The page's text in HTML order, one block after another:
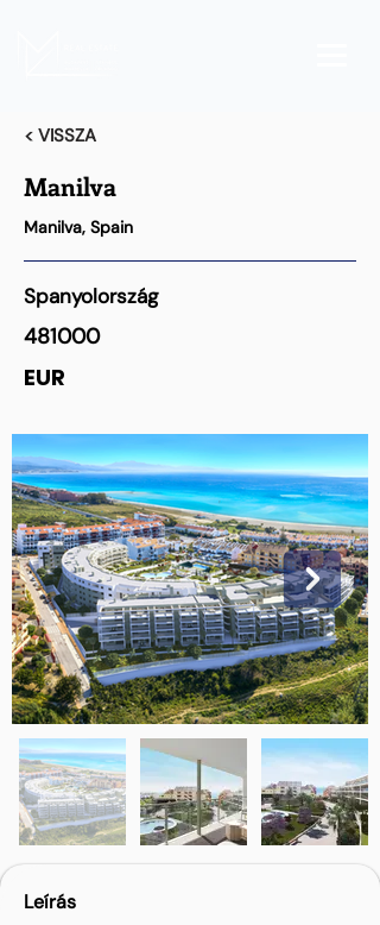
< VISSZA
Manilva
Manilva, Spain
Spanyolország
481000
EUR
Leírás